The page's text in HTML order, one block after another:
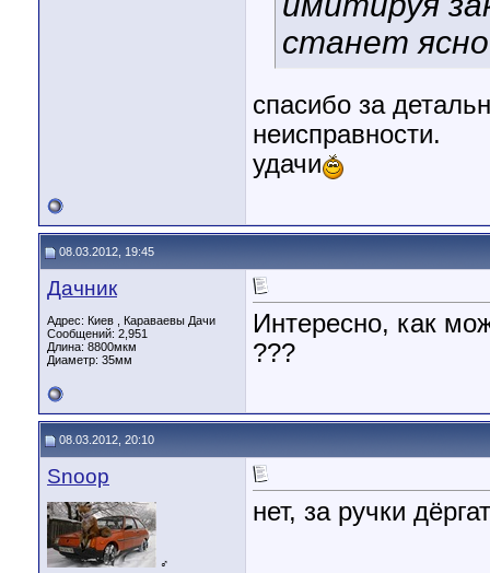
станет ясно
спасибо за
неисправности.
удачи
08.03.2012, 19:45
Дачник
Адрес: Киев , Караваевы Дачи
Сообщений: 2,951
Длина: 8800мкм
Диаметр: 35мм
Интересно, как
???
08.03.2012, 20:10
Snoop
♂
нет, за ручки